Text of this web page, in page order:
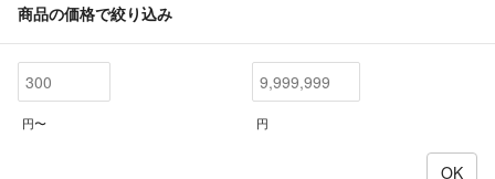
商品の価格で絞り込み
円〜 円